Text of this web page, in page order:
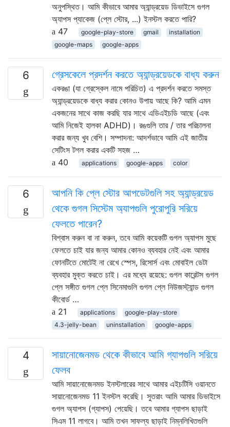
অনুপস্থিত। আমি কীভাবে আমার অ্যান্ড্রয়েড ডিভাইসে গুগল
অ্যাপস প্যাকেজ (প্লে স্টোর, ...) ইনস্টল করতে পারি?
47
google-play-store gmail
installation
google-maps
google-apps
6 গ্রেসকেলে প্রদর্শন করতে অ্যান্ড্রয়েডকে বাধ্য করুন
একরঙা (যা গ্রেস্কেল নামে পরিচিত) এ প্রদর্শন করতে সমস্ত
অ্যান্ড্রয়েডকে বাধ্য করার কোনও উপায় আছে কি? আমি এমন
একজনের সাথে কাজ করছি যার সাথে এডিএইচডি আছে (এবং
আমি নিজেই হালকা ADHD)। রঙগুলি তার / তার পরিচালনা
করার জন্য খুব বেশি। সম্পাদনা: আদর্শভাবে আমি এই জাতীয়
সেটিংস টগল করার একটি সহজ …
40
applications google-apps color
6
আপনি কি প্লে স্টোর আপডেটগুলি সহ অ্যান্ড্রয়েড
থেকে গুগল সিস্টেম অ্যাপগুলি পুরোপুরি সরিয়ে
ফেলতে পারেন?
বিশ্বাস করুন বা না করুন, তবে আমি কয়েকটি গুগল অ্যাপস মুছে
ফেলতে চাই যার জন্য আমার কোনও ব্যবহার নেই এবং আমার
ফোনটিতে মোটেই না রেখে স্পেস, রিসোর্স এবং মোবাইল ডেটা
ব্যবহার মুক্ত করতে চাই। এর মধ্যে রয়েছে: গুগল কারেন্টস গুগল
প্লে সঙ্গীত গুগল প্লে সিনেমাগুলি গুগল প্লে নিউজস্ট্যান্ড গুগল
কীবোর্ড …
21
applications
google-play-store
4.3-jelly-bean
uninstallation google-apps
4
সায়ানোজেনমড থেকে কীভাবে আমি গ্যাপগুলি সরিয়ে
ফেলব
আমি সায়ানোজেনমড ইনস্টলারের সাথে আমার এইচটিসি ওয়ানতে
সায়ানোজেনমড 11 ইনস্টল করেছি। সুতরাং আমি আমার ডিভাইসে
গুগল অ্যাপস (গ্যাপস) পেয়েছি। তবে আমার গ্যাপস ছাড়াই
সিএম 11 লাগবে। আমি তখন সাফল্য ছাড়াই নিম্নলিখিতগুলি